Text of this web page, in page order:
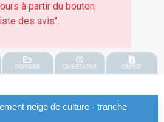
à partir du bouton
des avis".
DOSSIER QUESTIONS DEPOT
neige de culture - tranche